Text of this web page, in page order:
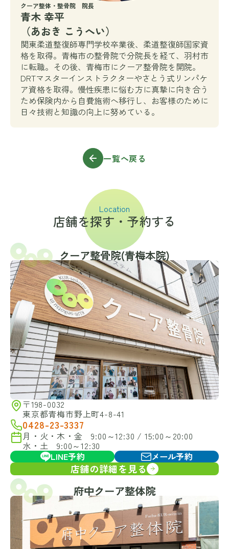
クーア整体・整骨院 院長
青木 幸平
（あおき こうへい）
関東柔道整復師専門学校卒業後、柔道整復師国家資
格を取得。青梅市の整骨院で分院長を経て、羽村市
に転職。その後、青梅市にクーア整骨院を開院。
DRTマスターインストラクターやさとう式リンパケ
ア資格を取得。慢性疾患に悩む方に真摯に向き合う
ため保険内から自費施術へ移行し、お客様のために
日々技術と知識の向上に努めている。
一覧へ戻る
Location
店舗を探す・予約する
クーア整骨院(⻘梅本院)
〒198-0032
東京都青梅市野上町4-8-41
0428-23-3337
月・火・木・金 9:00～12:30 / 15:00～20:00
水・土 9:00～12:30
LINE予約
メール予約
店舗の詳細を見る
府中クーア整体院